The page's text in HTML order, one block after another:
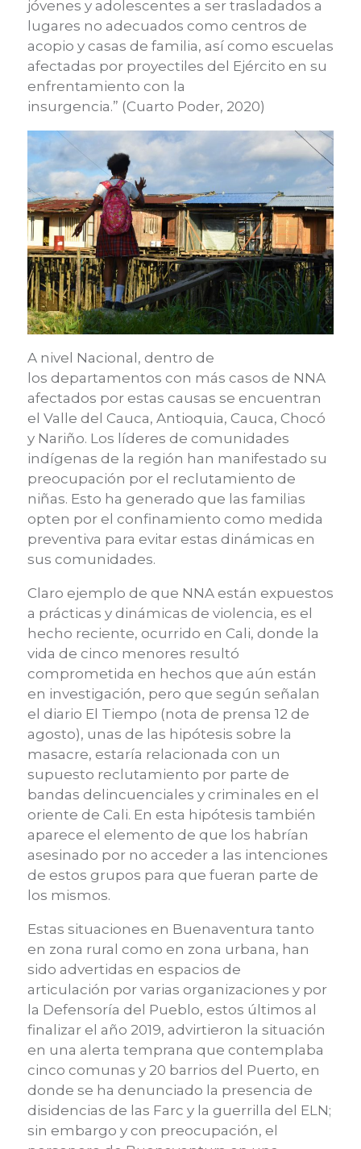
jóvenes y adolescentes a ser trasladados a
lugares no adecuados como centros de
acopio y casas de familia, así como escuelas
afectadas por proyectiles del Ejército en su
enfrentamiento con la
insurgencia.” (Cuarto Poder, 2020)
A nivel Nacional, dentro de
los departamentos con más casos de NNA
afectados por estas causas se encuentran
el Valle del Cauca, Antioquia, Cauca, Chocó
y Nariño. Los líderes de comunidades
indígenas de la región han manifestado su
preocupación por el reclutamiento de
niñas. Esto ha generado que las familias
opten por el confinamiento como medida
preventiva para evitar estas dinámicas en
sus comunidades.
Claro ejemplo de que NNA están expuestos
a prácticas y dinámicas de violencia, es el
hecho reciente, ocurrido en Cali, donde la
vida de cinco menores resultó
comprometida en hechos que aún están
en investigación, pero que según señalan
el diario El Tiempo (nota de prensa 12 de
agosto), unas de las hipótesis sobre la
masacre, estaría relacionada con un
supuesto reclutamiento por parte de
bandas delincuenciales y criminales en el
oriente de Cali. En esta hipótesis también
aparece el elemento de que los habrían
asesinado por no acceder a las intenciones
de estos grupos para que fueran parte de
los mismos.
Estas situaciones en Buenaventura tanto
en zona rural como en zona urbana, han
sido advertidas en espacios de
articulación por varias organizaciones y por
la Defensoría del Pueblo, estos últimos al
finalizar el año 2019, advirtieron la situación
en una alerta temprana que contemplaba
cinco comunas y 20 barrios del Puerto, en
donde se ha denunciado la presencia de
disidencias de las Farc y la guerrilla del ELN;
sin embargo y con preocupación, el